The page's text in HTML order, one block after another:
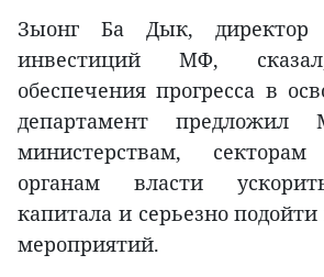
Зыонг Ба Дык, директор
инвестиций МФ,
обеспечения прогресса в
департамент предложил
министерствам,
органам власти
капитала и серьезно
мероприятий.